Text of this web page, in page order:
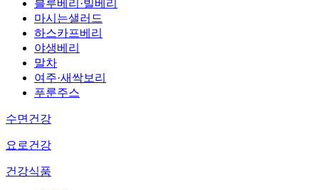
블루베리·빌베리
마시는샐러드
하스카프베리
야생베리
말차
여주·새싹보리
푸룬주스
수면건강
요로건강
건강식품